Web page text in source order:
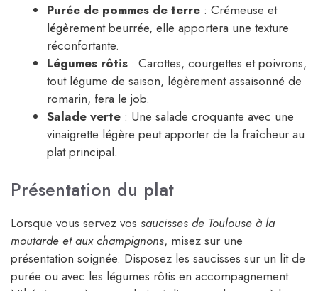
Purée de pommes de terre : Crémeuse et
légèrement beurrée, elle apportera une texture
réconfortante.
Légumes rôtis : Carottes, courgettes et poivrons,
tout légume de saison, légèrement assaisonné de
romarin, fera le job.
Salade verte : Une salade croquante avec une
vinaigrette légère peut apporter de la fraîcheur au
plat principal.
Présentation du plat
Lorsque vous servez vos saucisses de Toulouse à la
moutarde et aux champignons, misez sur une
présentation soignée. Disposez les saucisses sur un lit de
purée ou avec les légumes rôtis en accompagnement.